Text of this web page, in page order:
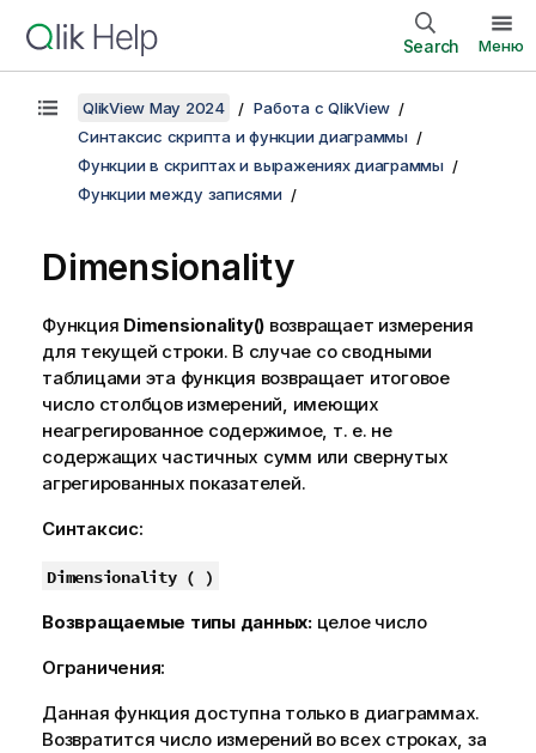
Search Меню
QlikView May 2024
Работа с QlikView
Синтаксис скрипта и функции диаграммы
Функции в скриптах и выражениях диаграммы
Функции между записями
Dimensionality
Функция Dimensionality() возвращает измерения
для текущей строки. В случае со сводными
таблицами эта функция возвращает итоговое
число столбцов измерений, имеющих
неагрегированное содержимое, т. е. не
содержащих частичных сумм или свернутых
агрегированных показателей.
Синтаксис:
Dimensionality ( )
Возвращаемые типы данных: целое число
Ограничения:
Данная функция доступна только в диаграммах.
Возвратится число измерений во всех строках, за